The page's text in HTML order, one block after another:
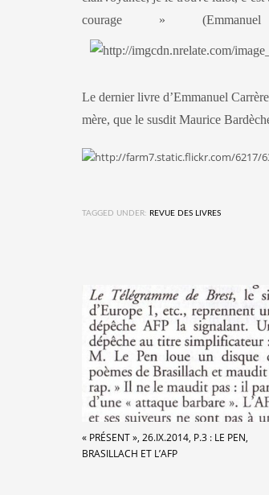
courage
»
Le dernier livre d’Emmanuel
mère, que le susdit Maurice
TAGGED UNDER: REVUE DES LIVRES
« PRÉSENT », 26.IX.2014, P.3 : LE PEN,
BRASILLACH ET L’AFP